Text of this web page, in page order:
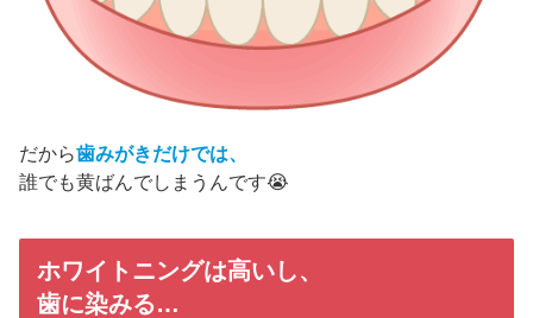
だから歯みがきだけでは、
誰でも黄ばんでしまうんです😭
ホワイトニングは高いし、
歯に染みる…